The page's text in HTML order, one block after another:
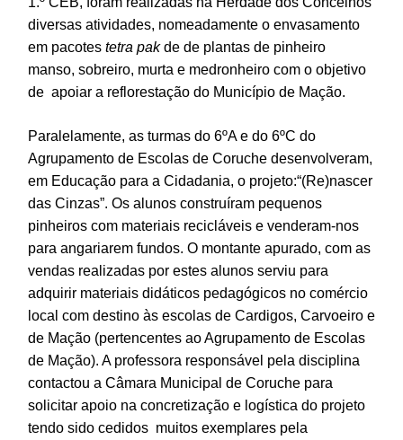
diversas atividades, nomeadamente o envasamento
em pacotes tetra pakde de plantas de pinheiro
manso, sobreiro, murta e medronheiro com o objetivo
de apoiar a reflorestação do Município de Mação.
Paralelamente, as turmas do 6ºA e do 6ºC do
Agrupamento de Escolas de Coruche desenvolveram,
em Educação para a Cidadania, o projeto:“(Re)nascer
das Cinzas”. Os alunos construíram pequenos
pinheiros com materiais recicláveis e venderam-nos
para angariarem fundos. O montante apurado, com as
vendas realizadas por estes alunos serviu para
adquirir materiais didáticos pedagógicos no comércio
local com destino às escolas de Cardigos, Carvoeiro e
de Mação (pertencentes ao Agrupamento de Escolas
de Mação). A professora responsável pela disciplina
contactou a Câmara Municipal de Coruche para
solicitar apoio na concretização e logística do projeto
tendo sido cedidos muitos exemplares pela